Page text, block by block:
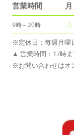
営業時間 月
9時～20時 △
※定休日：毎週月曜
▲ 営業時間：17時
※お問い合わせはオ